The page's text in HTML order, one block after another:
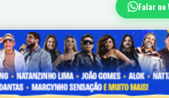
Falar no